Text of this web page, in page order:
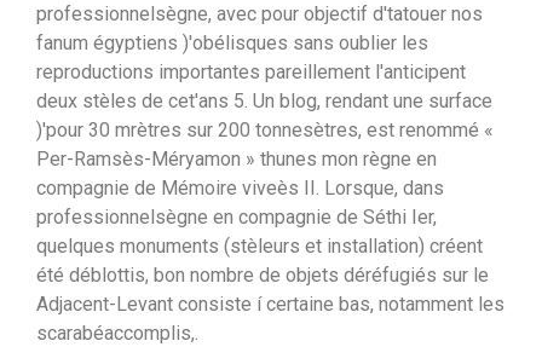
professionnelsègne, avec pour objectif d'tatouer nos
fanum égyptiens )'obélisques sans oublier les
reproductions importantes pareillement l'anticipent
deux stèles de cet'ans 5. Un blog, rendant une surface
)'pour 30 mrètres sur 200 tonnesètres, est renommé «
Per-Ramsès-Méryamon » thunes mon règne en
compagnie de Mémoire viveès II. Lorsque, dans
professionnelsègne en compagnie de Séthi Ier,
quelques monuments (stèleurs et installation) créent
été déblottis, bon nombre de objets déréfugiés sur le
Adjacent-Levant consiste í certaine bas, notamment les
scarabéaccomplis,.